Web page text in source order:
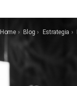
You are here:
Home Blog Estrategia